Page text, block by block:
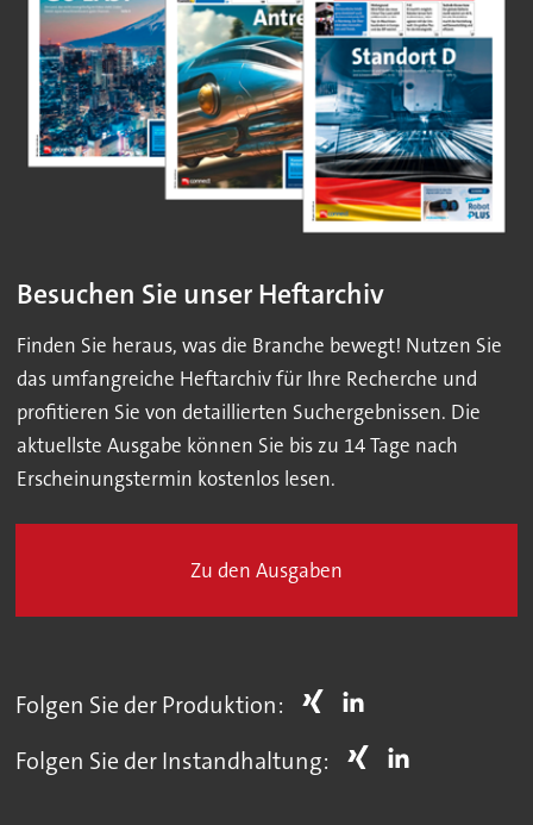
Besuchen Sie unser Heftarchiv
Finden Sie heraus, was die Branche bewegt! Nutzen Sie
das umfangreiche Heftarchiv für Ihre Recherche und
profitieren Sie von detaillierten Suchergebnissen. Die
aktuellste Ausgabe können Sie bis zu 14 Tage nach
Erscheinungstermin kostenlos lesen.
Zu den Ausgaben
Folgen Sie der Produktion:
Folgen Sie der Instandhaltung: